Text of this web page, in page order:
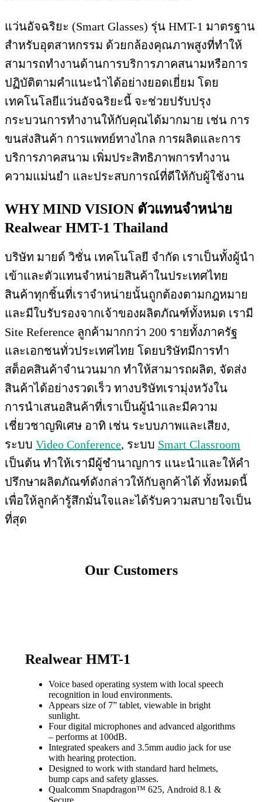
แว่นอัจฉริยะ (Smart Glasses) รุ่น HMT-1 มาตรฐาน
สำหรับอุตสาหกรรม ด้วยกล้องคุณภาพสูงที่ทำให้
สามารถทำงานด้านการบริการภาคสนามหรือการ
ปฏิบัติตามคำแนะนำได้อย่างยอดเยี่ยม โดย
เทคโนโลยีแว่นอัจฉริยะนี้ จะช่วยปรับปรุง
กระบวนการทำงานให้กับคุณได้มากมาย เช่น การ
ขนส่งสินค้า การแพทย์ทางไกล การผลิตและการ
บริการภาคสนาม เพิ่มประสิทธิภาพการทำงาน
ความแม่นยำ และประสบการณ์ที่ดีให้กับผู้ใช้งาน
WHY MIND VISION ตัวแทนจำหน่าย
Realwear HMT-1 Thailand
บริษัท มายด์ วิชั่น เทคโนโลยี จำกัด เราเป็นทั้งผู้นำ
เข้าและตัวแทนจำหน่ายสินค้าในประเทศไทย
สินค้าทุกชิ้นที่เราจำหน่ายนั้นถูกต้องตามกฎหมาย
และมีใบรับรองจากเจ้าของผลิตภัณฑ์ทั้งหมด เรามี
Site Reference ลูกค้ามากกว่า 200 รายทั้งภาครัฐ
และเอกชนทั่วประเทศไทย โดยบริษัทมีการทำ
สต็อคสินค้าจำนวนมาก ทำให้สามารถผลิต, จัดส่ง
สินค้าได้อย่างรวดเร็ว ทางบริษัทเรามุ่งหวังใน
การนำเสนอสินค้าที่เราเป็นผู้นำและมีความ
เชี่ยวชาญพิเศษ อาทิ เช่น ระบบภาพและเสียง,
ระบบ Video Conference, ระบบ Smart Classroom
เป็นต้น ทำให้เรามีผู้ชำนาญการ แนะนำและให้คำ
ปรึกษาผลิตภัณฑ์ดังกล่าวให้กับลูกค้าได้ ทั้งหมดนี้
เพื่อให้ลูกค้ารู้สึกมั่นใจและได้รับความสบายใจเป็น
ที่สุด
Our Customers
Realwear HMT-1
Voice based operating system with local speech
recognition in loud environments.
Appears size of 7” tablet, viewable in bright
sunlight.
Four digital microphones and advanced algorithms
– performs at 100dB.
Integrated speakers and 3.5mm audio jack for use
with hearing protection.
Designed to work with standard hard helmets,
bump caps and safety glasses.
Qualcomm Snapdragon™ 625, Android 8.1 &